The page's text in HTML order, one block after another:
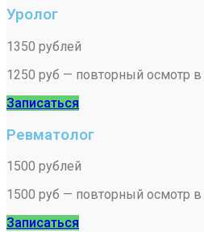
Уролог
1350 рублей
1250 руб — повторный осмотр в
Записаться
Ревматолог
1500 рублей
1500 руб — повторный осмотр в
Записаться